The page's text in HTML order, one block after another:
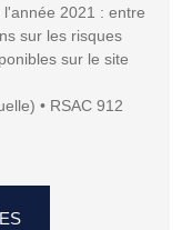
2021 : entre
sur les risques
sur le site
• RSAC 912